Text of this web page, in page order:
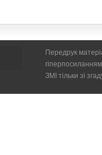
Передрук
ЗМІ тільки зі